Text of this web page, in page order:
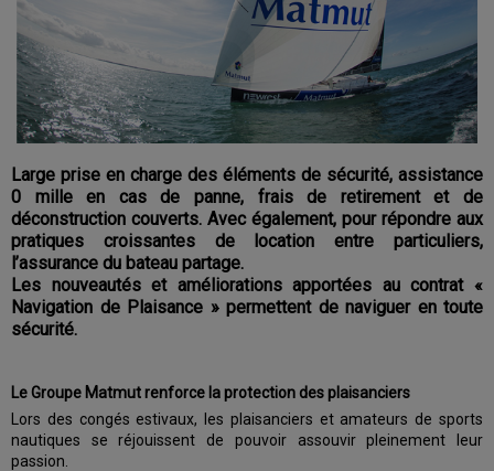
Large prise en charge des éléments de sécurité, assistance
0 mille en cas de panne, frais de retirement et de
déconstruction couverts. Avec également, pour répondre aux
pratiques croissantes de location entre particuliers,
l’assurance du bateau partage.
Les nouveautés et améliorations apportées au contrat «
Navigation de Plaisance » permettent de naviguer en toute
sécurité.
Le Groupe Matmut renforce la protection des plaisanciers
Lors des congés estivaux, les plaisanciers et amateurs de sports
nautiques se réjouissent de pouvoir assouvir pleinement leur
passion.